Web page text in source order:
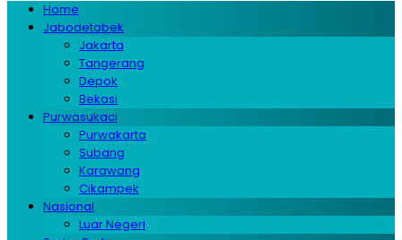
Home
Jabodetabek
Jakarta
Tangerang
Depok
Bekasi
Purwasukaci
Purwakarta
Subang
Karawang
Cikampek
Nasional
Luar Negeri